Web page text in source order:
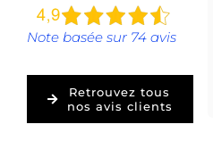
Note basée sur 74 avis
Retrouvez tous
nos avis clients